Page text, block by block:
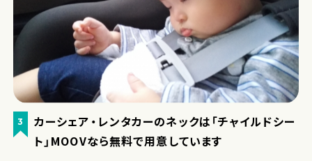
3
カーシェア・レンタカーのネックは「チャイルドシー
ト」MOOVなら無料で用意しています